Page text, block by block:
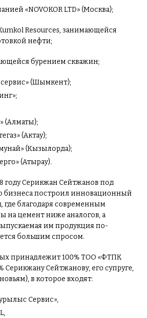
«NOVOKOR LTD» (Москва);
Resources, занимающейся
нефти;
бурением скважин;
(Шымкент);
(Алматы);
(Актау);
(Кызылорда);
(Атырау).
году Серикжан Сейтжанов под
бизнеса построил инновационный
где благодаря современным
на цемент ниже аналогов, а
им продукция по-
большим спросом.
принадлежит 100% ТОО «ФТПК
Серикжану Сейтжанову, его супруге,
в которое входят:
Сервис»,